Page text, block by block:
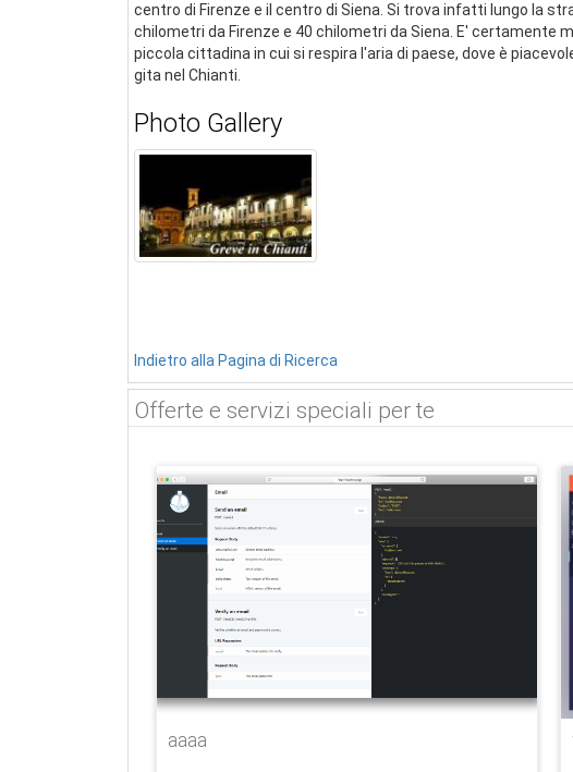
centro di Firenze e il centro di Siena. Si trova infatti lungo la
chilometri da Firenze e 40 chilometri da Siena. E' certamente
piccola cittadina in cui si respira l'aria di paese, dove è
gita nel Chianti.
Photo Gallery
Indietro alla Pagina di Ricerca
Offerte e servizi speciali per te
aaaa